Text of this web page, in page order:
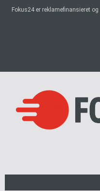
Fokus24 er reklamefinansieret